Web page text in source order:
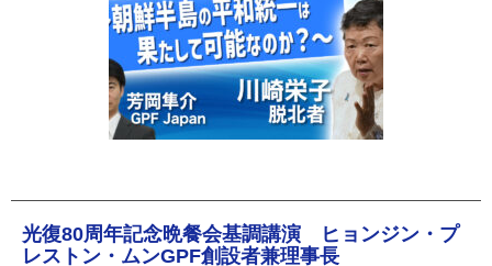
光復80周年記念晩餐会基調講演 ヒョンジン・プ
レストン・ムンGPF創設者兼理事長